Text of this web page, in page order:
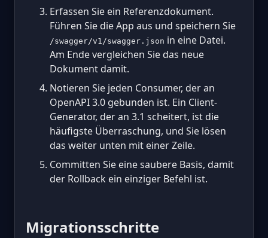
Erfassen Sie ein Referenzdokument.
Führen Sie die App aus und speichern Sie
/swagger/v1/swagger.json in eine Datei.
Am Ende vergleichen Sie das neue
Dokument damit.
Notieren Sie jeden Consumer, der an
OpenAPI 3.0 gebunden ist. Ein Client-
Generator, der an 3.1 scheitert, ist die
häufigste Überraschung, und Sie lösen
das weiter unten mit einer Zeile.
Committen Sie eine saubere Basis, damit
der Rollback ein einziger Befehl ist.
Migrationsschritte